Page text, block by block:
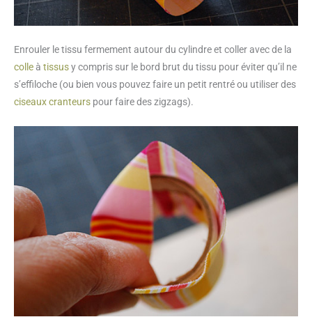
Enrouler le tissu fermement autour du cylindre et coller avec de la
colleà tissusy compris sur le bord brut du tissu pour éviter qu’il ne
s’effiloche (ou bien vous pouvez faire un petit rentré ou utiliser des
ciseaux cranteurs pour faire des zigzags).